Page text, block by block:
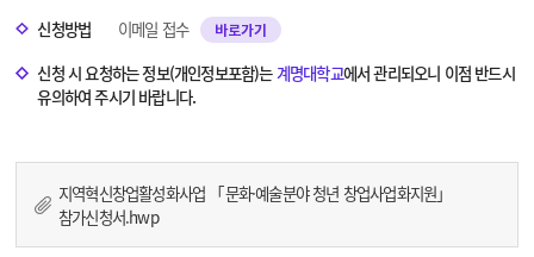
신청방법
이메일 접수 바로가기
신청 시 요청하는 정보(개인정보포함)는계명대학교에서 관리되오니 이점 반드시
유의하여 주시기 바랍니다.
지역혁신창업활성화사업 「문화·예술분야 청년 창업사업화지원」
참가신청서.hwp